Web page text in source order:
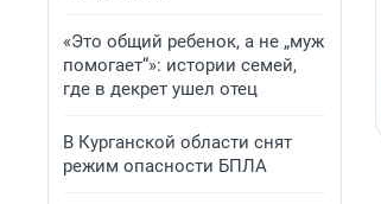
«Это общий ребенок, а не „муж
помогает“»: истории семей,
где в декрет ушел отец
В Курганской области снят
режим опасности БПЛА